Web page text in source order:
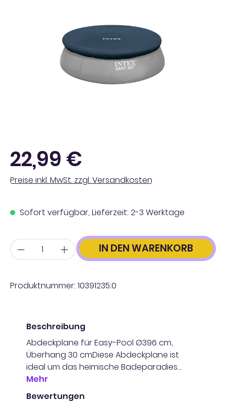
Regulärer Preis:
22,99 €
Preise inkl. MwSt. zzgl. Versandkosten
Sofort verfügbar, Lieferzeit: 2-3 Werktage
Anzahl IN DEN WARENKORB
Produktnummer: 10391235;0
Beschreibung
Abdeckplane für Easy-Pool Ø396 cm,
Überhang 30 cmDiese Abdeckplane ist
ideal um das heimische Badeparadies…
Mehr
Bewertungen